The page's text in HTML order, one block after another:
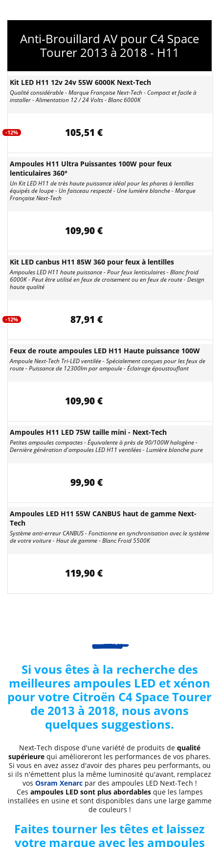
Anti-Brouillard AV pour C4 Space
Tourer 2013 à 2018 - H11
Kit LED H11 12v 24v 55W 6000K Next-Tech
Qualité considérable - Marque Française Next-Tech - Compact et facile à
installer - Alimentation 12 / 24 Volts - Blanc 6000K
-12% 105,51 €
Ampoules H11 Ultra Puissantes 100W pour feux
lenticulaires 360°
Un Kit LED H11 de très haute puissance idéal pour les phares à lentilles
équipés de loupe - Un faisceau respecté - Une lumière blanche - Marque
Française Next-Tech
109,90 €
Kit LED canbus H11 85W 360 pour feux à lentilles
Ampoules LED H11 haute puissance - Pour feux lenticulaires - Blanc froid
6000K - Peut être utilisé en feux de croisement ou en feux de route - Design
haute qualité
-12% 87,91 €
Feux de route ampoules LED H11 Haute puissance 100W
Ampoule Next-Tech Tri-LED ventilée - Spécialement conçues pour les feux de
route - Puissance de 12300lm par ampoule - Éclairage époustouflant
109,90 €
Ampoules H11 LED 75W taille mini - Next-Tech
Petites ampoules compactes - Équivalente à près de 90/100W halogène -
Dernière génération d'ampoules LED H11 ventilées - Lumière blanche pure
99,90 €
Ampoules LED H11 55W CANBUS haut de gamme Next-
Tech
Système anti-erreur CANBUS - Fonctionne en synchronisation avec le système
de votre voiture - Haut de gamme - Blanc Froid 5500K
119,90 €
Si vous êtes à la recherche des
meilleures ampoules LED et xénon
pour votre Citroën C4 Space Tourer
de 2013 à 2018, nous avons
quelques suggestions.
Next-Tech dispose d'une variété de produits de qualité
supérieure qui amélioreront les performances de vos phares.
Si vous en avez assez d'avoir des phares peu performants, ou
si ils n'émettent plus la même luminosité qu'avant, remplacez
vos Osram Xenarc par des ampoules LED Next-Tech !
Ces ampoules LED sont plus abordablesque les lampes
installées en usine et sont disponibles dans une large gamme
de couleurs !
Faites tourner les têtes et laissez
votre marque avec les ampoules